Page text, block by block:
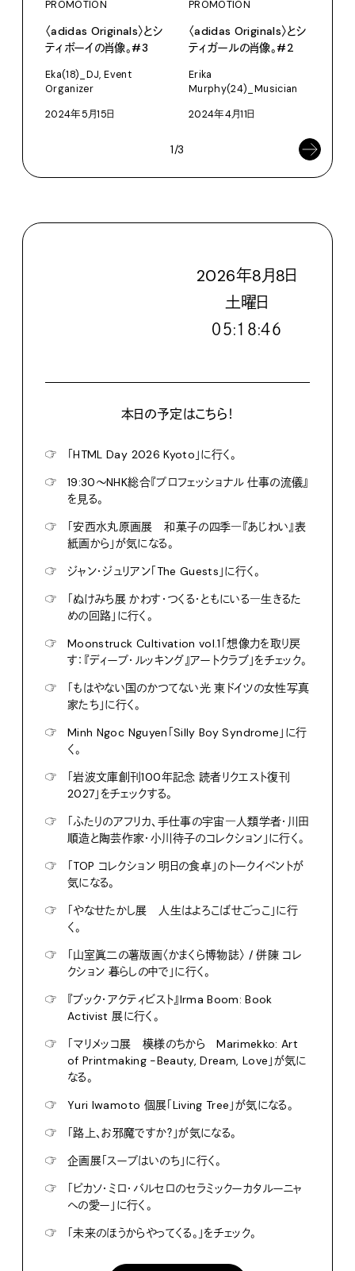
PROMOTION
〈adidas Originals〉とシ
ティボーイの肖像。#3
Eka(18)_DJ, Event
Organizer
2024年5月15日
PROMOTION
〈adidas Originals〉とシ
ティガールの肖像。#2
Erika
Murphy(24)_Musician
2024年4月11日
1/3
2026年8月8日
土曜日
０５:１８:４８
本日の予定はこちら！
☞
「HTML Day 2026 Kyoto」に行く。
☞
19:30〜NHK総合『プロフェッショナル 仕事の流儀』
を見る。
☞
「安西水丸原画展 和菓子の四季―『あじわい』表
紙画から」が気になる。
☞
ジャン・ジュリアン「The Guests」に行く。
☞
「ぬけみち展 かわす・つくる・ともにいる―生きるた
めの回路」に行く。
☞
Moonstruck Cultivation vol.1「想像力を取り戻
す：『ディープ・ルッキング』アートクラブ」をチェック。
☞
「もはやない国のかつてない光 東ドイツの女性写真
家たち」に行く。
☞
Minh Ngoc Nguyen「Silly Boy Syndrome」に行
く。
☞
「岩波文庫創刊100年記念 読者リクエスト復刊
2027」をチェックする。
☞
「ふたりのアフリカ、手仕事の宇宙―人類学者・川田
順造と陶芸作家・小川待子のコレクション」に行く。
☞
「TOP コレクション 明日の食卓」のトークイベントが
気になる。
☞
「やなせたかし展 人生はよろこばせごっこ」に行
く。
☞
「山室眞二の薯版画〈かまくら博物誌〉 / 併陳 コレ
クション 暮らしの中で」に行く。
☞
『ブック・アクティビスト』Irma Boom: Book
Activist 展に行く。
☞
「マリメッコ展 模様のちから Marimekko: Art
of Printmaking -Beauty, Dream, Love」が気に
なる。
☞
Yuri Iwamoto 個展「Living Tree」が気になる。
☞
「路上、お邪魔ですか？」が気になる。
☞
企画展「スープはいのち」に行く。
☞
「ピカソ・ミロ・バルセロのセラミックーカタルーニャ
への愛ー」に行く。
☞
「未来のほうからやってくる。」をチェック。